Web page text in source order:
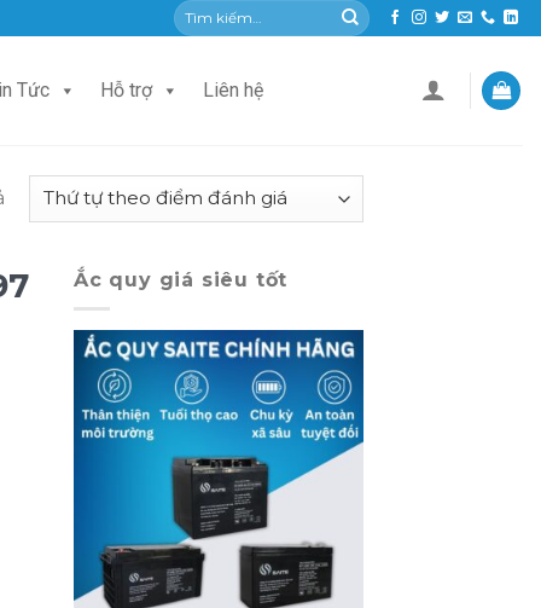
Tìm
kiếm:
Tức Hỗ trợ Liên hệ
Ắc quy giá siêu tốt